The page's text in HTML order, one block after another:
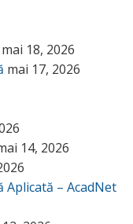
mai 18, 2026
mai 17, 2026
14, 2026
– AcadNet